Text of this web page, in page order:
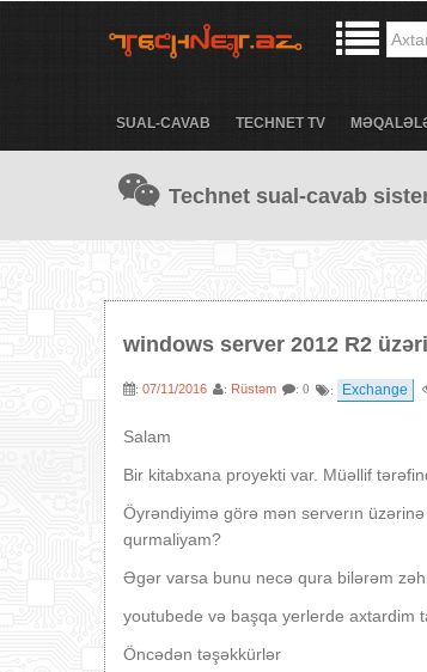
SUAL-CAVAB TECHNET TV
Technet sual-cavab
windows server 2012 R2
: 07/11/2016 : Rüstəm : 0 : Exchange
Salam
Bir kitabxana proyekti var. Müəllif
Öyrəndiyimə görə mən serverın
qurmaliyam?
Əgər varsa bunu necə qura bilərəm
youtubede və başqa yerlerde axtardim
Öncədən təşəkkürlər